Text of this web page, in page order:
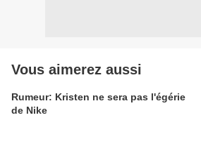
Vous aimerez aussi
Rumeur: Kristen ne sera pas l'égérie
de Nike